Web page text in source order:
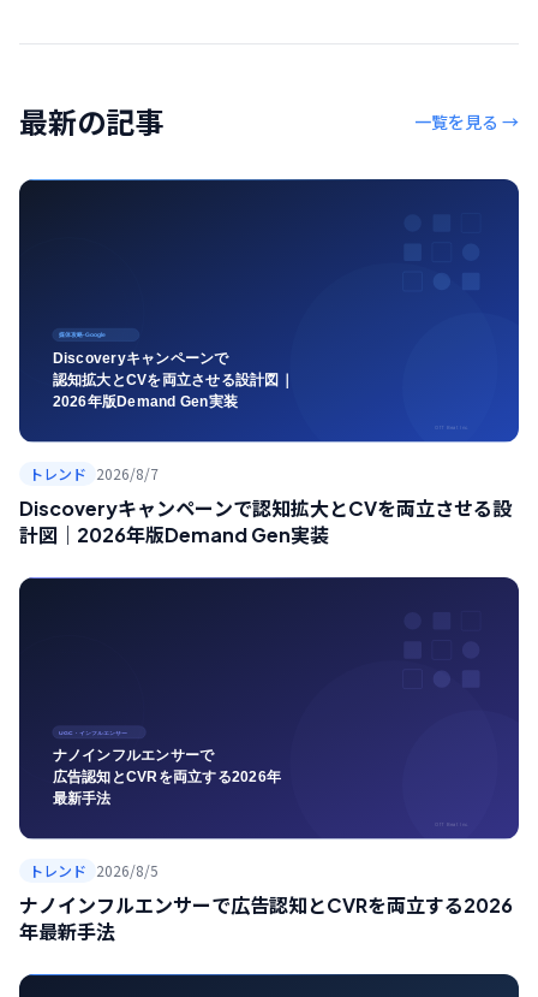
最新の記事 一覧を見る →
トレンド 2026/8/7
Discoveryキャンペーンで認知拡大とCVを両立させる設
計図｜2026年版Demand Gen実装
トレンド 2026/8/5
ナノインフルエンサーで広告認知とCVRを両立する2026
年最新手法